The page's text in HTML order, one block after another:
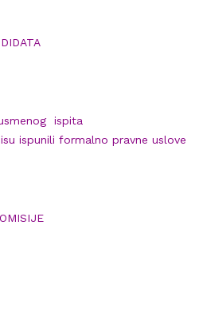
ispita
ispunili formalno pravne uslove